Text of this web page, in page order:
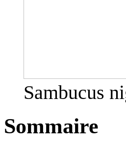
Sambucus
Sommaire